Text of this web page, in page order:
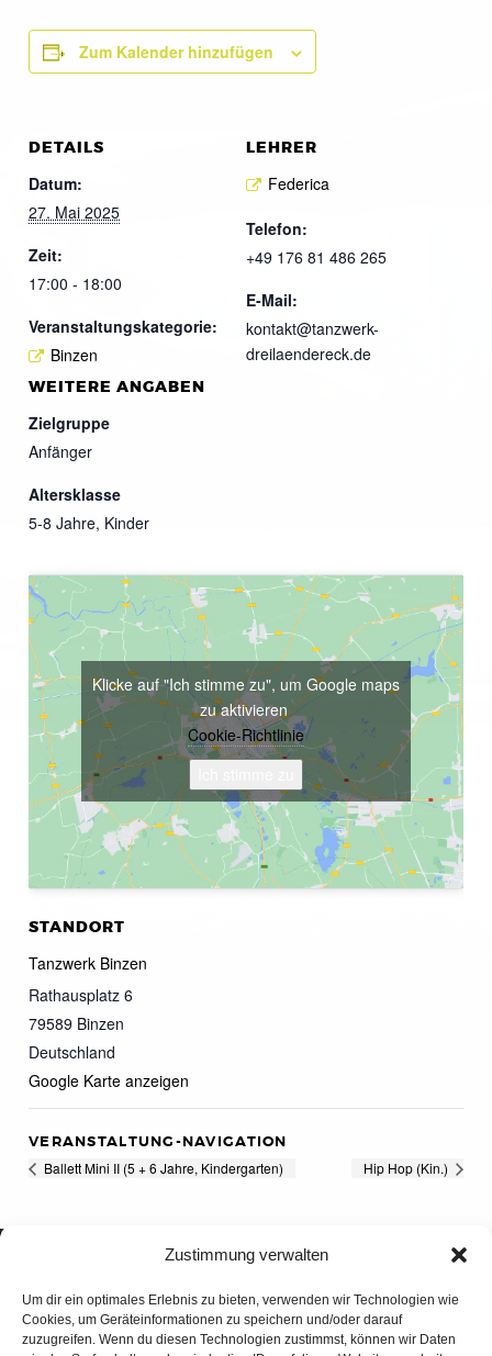
Zustimmung verwalten
Um dir ein optimales Erlebnis zu bieten, verwenden wir Technologien wie
Cookies, um Geräteinformationen zu speichern und/oder darauf
zuzugreifen. Wenn du diesen Technologien zustimmst, können wir Daten
Zum Kalender hinzufügen
DETAILS
Datum:
27. Mai 2025
Zeit:
17:00 - 18:00
Veranstaltungskategorie:
Binzen
LEHRER
Federica
Telefon:
+49 176 81 486 265
E-Mail:
kontakt@tanzwerk-
dreilaendereck.de
WEITERE ANGABEN
Zielgruppe
Anfänger
Altersklasse
5-8 Jahre, Kinder
STANDORT
Tanzwerk Binzen
Rathausplatz 6
79589 Binzen
Deutschland
Google Karte anzeigen
Klicke auf "Ich stimme zu", um Google maps
zu aktivieren
Cookie-Richtlinie
VERANSTALTUNG-NAVIGATION
Ballett Mini II (5 + 6 Jahre, Kindergarten) Hip Hop (Kin.)